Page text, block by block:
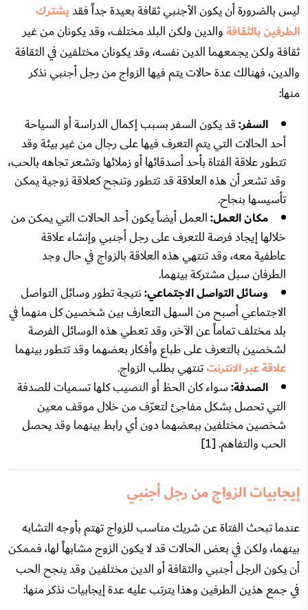
ليس بالضرورة أن يكون الأجنبي ثقافة بعيدة جداً فقديشترك
الطرفين بالثقافةوالدين ولكن البلد مختلف، وقد يكونان من غير
ثقافة ولكن يجمعهما الدين نفسه، وقد يكونان مختلفين في الثقافة
والدين، فهنالك عدة حالات يتم فيها الزواج من رجل أجنبي نذكر
منها:
السفر:قد يكون السفر بسبب إكمال الدراسة أو السياحة
أحد الحالات التي يتم التعرف فيها على رجال من غير بيئة وقد
تتطور علاقة الفتاة بأحد أصدقائها أو زملائها وتشعر تجاهه بالحب،
وقد تشعر أن هذه العلاقة قد تتطور وتنجح كعلاقة زوجية يمكن
تأسيسها بنجاح.
مكان العمل:العمل أيضاً يكون أحد الحالات التي يمكن من
خلالها إيجاد فرصة للتعرف على رجل أجنبي وإنشاء علاقة
عاطفية معه، وقد تنتهي هذه العلاقة بالزواج في حال وجد
الطرفان سبل مشتركة بينهما.
وسائل التواصل الاجتماعي:نتيجة تطور وسائل التواصل
الاجتماعي أصبح من السهل التعارف بين شخصين كل منهما في
بلد مختلف تماماً عن الآخر، وقد تعطي هذه الوسائل الفرصة
لشخصين بالتعرف على طباع وأفكار بعضهما وقد تتطور بينهما
علاقة عبر الانترنتتنتهي بطلب الزواج.
الصدفة:سواء كان الحظ أو النصيب كلها تسميات للصدفة
التي تحصل بشكل مفاجئ لتعرّف من خلال موقف معين
شخصين مختلفين ببعضهما دون أي رابط بينهما وقد يحصل
الحب والتفاهم. [1]
إيجابيات الزواج من رجل أجنبي
عندما تبحث الفتاة عن شريك مناسب للزواج تهتم بأوجه التشابه
بينهما، ولكن في بعض الحالات قد لا يكون الزوج مشابهاً لها، فممكن
أن يكون الرجل أجنبي والثقافة أو الدين مختلفين وقد ينجح الحب
في جمع هذين الطرفين وهذا يترتب عليه عدة إيجابيات نذكر منها: